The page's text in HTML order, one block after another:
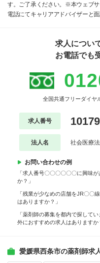
す。ご了承ください。※本ウェブ
電話にてキャリアアドバイザーと
求人につい
お電話でも
全国共通フリーダイヤ
求人番号
法人名 社会医療
お問い合わせの例
「求人番号〇〇〇〇〇〇に興味
か？」
「残業が少なめの店舗をJR〇〇
はありますか？」
「薬剤師の募集を都内で探して
外におすすめの求人はありますか
愛媛県西条市の薬剤師求